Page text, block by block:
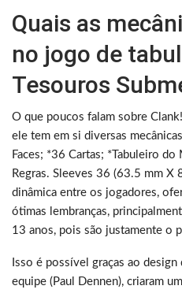
Quais as
no jogo de
Tesouros
O que poucos falam sobre
ele tem em si diversas
Faces; *36 Cartas; *Tabuleiro
Regras. Sleeves 36 (63.5 mm X
dinâmica entre os jogadores,
ótimas lembranças,
13 anos, pois são justamente o
Isso é possível graças ao
equipe (Paul Dennen), criaram